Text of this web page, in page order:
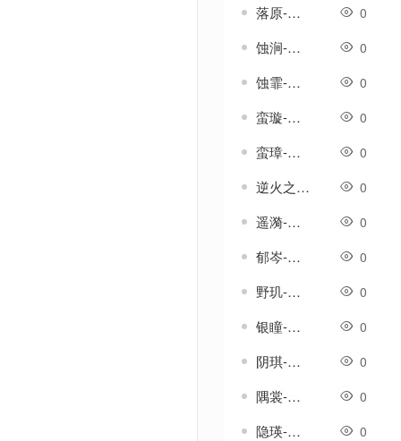
落原-传奇武器素材 0
蚀涧-传奇武器素材 0
蚀霏-传奇武器素材 0
蛮璇-传奇武器素材 0
蛮璋-传奇武器素材 0
逆火之杖-传奇武器素材 0
遥漪-传奇武器素材 0
郁岑-传奇武器素材 0
野玑-传奇武器素材 0
银瞳-传奇武器素材 0
阴琪-传奇武器素材 0
隅裳-传奇武器素材 0
隐瑛-传奇武器素材 0